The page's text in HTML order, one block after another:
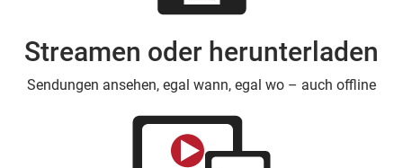
Streamen oder herunterladen
Sendungen ansehen, egal wann, egal wo – auch offline